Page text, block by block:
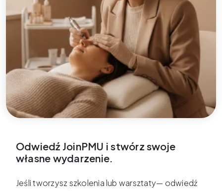
Odwiedź JoinPMU i stwórz swoje
własne wydarzenie.
Jeśli tworzysz szkolenia lub warsztaty— odwiedź